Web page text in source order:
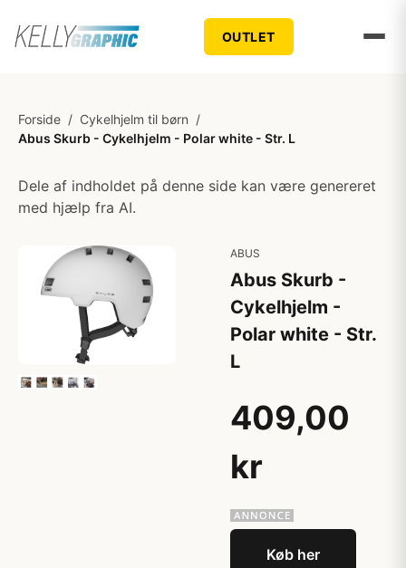
OUTLET
Forside / Cykelhjelm til børn /
Abus Skurb - Cykelhjelm - Polar white - Str. L
Dele af indholdet på denne side kan være genereret
med hjælp fra AI.
ABUS
Abus Skurb -
Cykelhjelm -
Polar white - Str.
L
409,00
kr
Køb her